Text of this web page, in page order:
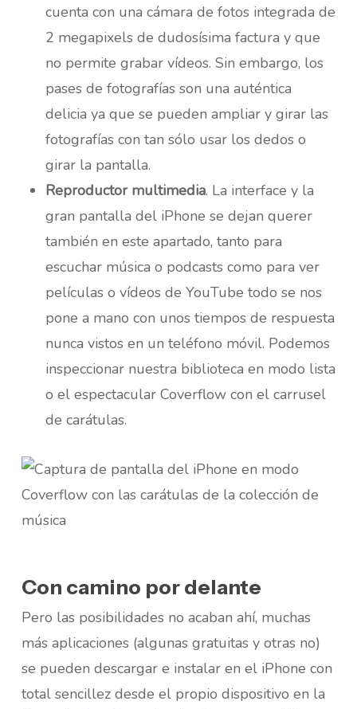
cuenta con una cámara de fotos integrada de
2 megapixels de dudosísima factura y que
no permite grabar vídeos. Sin embargo, los
pases de fotografías son una auténtica
delicia ya que se pueden ampliar y girar las
fotografías con tan sólo usar los dedos o
girar la pantalla.
Reproductor multimedia. La interface y la
gran pantalla del iPhone se dejan querer
también en este apartado, tanto para
escuchar música o podcasts como para ver
películas o vídeos de YouTube todo se nos
pone a mano con unos tiempos de respuesta
nunca vistos en un teléfono móvil. Podemos
inspeccionar nuestra biblioteca en modo lista
o el espectacular Coverflow con el carrusel
de carátulas.
Con camino por delante
Pero las posibilidades no acaban ahí, muchas
más aplicaciones (algunas gratuitas y otras no)
se pueden descargar e instalar en el iPhone con
total sencillez desde el propio dispositivo en la